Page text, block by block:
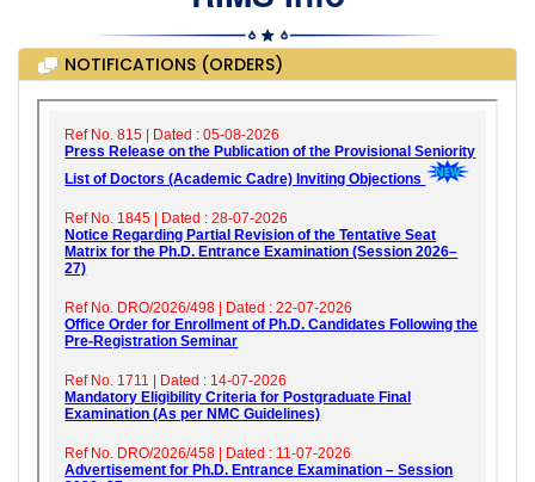
NOTIFICATIONS (ORDERS)